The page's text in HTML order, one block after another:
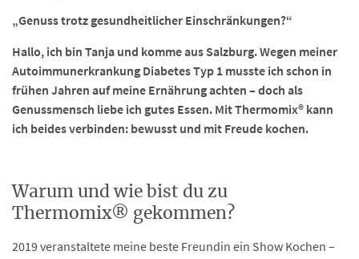
„Genuss trotz gesundheitlicher Einschränkungen?“
Hallo, ich bin Tanja und komme aus Salzburg. Wegen meiner
Autoimmunerkrankung Diabetes Typ 1 musste ich schon in
frühen Jahren auf meine Ernährung achten – doch als
Genussmensch liebe ich gutes Essen. Mit Thermomix® kann
ich beides verbinden: bewusst und mit Freude kochen.
Warum und wie bist du zu
Thermomix® gekommen?
2019 veranstaltete meine beste Freundin ein Show Kochen –